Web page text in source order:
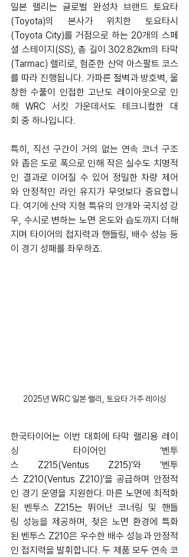
일본 랠리는 글로벌 완성차 브랜드 토요타
(Toyota)의 본사가 위치한 토요타시
(Toyota City)를 거점으로 하는 20개의 스페
셜 스테이지(SS), 총 길이 302.82km의 타막
(Tarmac) 랠리로, 험준한 산악 아스팔트 코스
를 따라 진행됩니다. 가파른 절벽과 방호벽, 울
창한 수풀이 인접한 고난도 레이아웃으로 인
해 WRC 서킷 가운데서도 테크니컬한 대
회 중 하나입니다.
특히, 직선 구간이 거의 없는 연속 코너 구조
와 좁은 도로 폭으로 인해 작은 실수도 치명적
인 결과로 이어질 수 있어 정밀한 차량 제어
와 안정적인 라인 유지가 무엇보다 중요합니
다. 여기에 산악 지형 특유의 안개와 국지성 강
우, 수시로 변하는 노면 온도와 습도까지 더해
지며 타이어의 접지력과 핸들링, 배수 성능 등
이 경기 성패를 좌우하죠.
2025년 WRC 일본 랠리, 토요타 가주 레이싱
한국타이어는 이번 대회에 타막 랠리용 레이
싱 타이어인 ‘벤투
스 Z215(Ventus Z215)’와 ‘벤투
스 Z210(Ventus Z210)’을 공급하며 안정적
인 경기 운영을 지원한다. 마른 노면에 최적화
된 벤투스 Z215는 뛰어난 코너링 및 핸들
링 성능을 제공하며, 젖은 노면 환경에 특화
된 벤투스 Z210은 우수한 배수 성능과 안정적
인 접지력을 발휘합니다. 두 제품 모두 연속 코